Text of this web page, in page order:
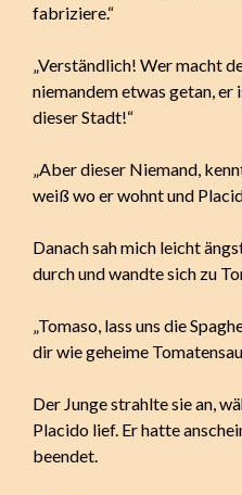
fabriziere.“
„Verständlich! Wer macht
niemandem etwas getan, er
dieser Stadt!“
„Aber dieser Niemand,
weiß wo er wohnt und
Danach sah mich leicht
durch und wandte sich zu
„Tomaso, lass uns die
dir wie geheime
Der Junge strahlte sie an,
Placido lief. Er hatte
beendet.